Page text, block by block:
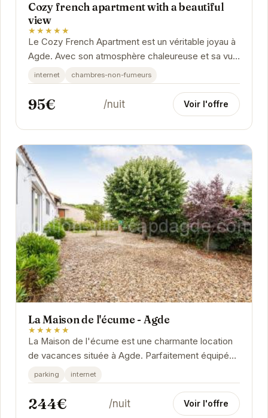
Cozy french apartment with a beautiful
view
★★★★★
Le Cozy French Apartment est un véritable joyau à
Agde. Avec son atmosphère chaleureuse et sa vue
imprenable, il offre un cadre idéal pour des...
internet chambres-non-fumeurs
95€ /nuit Voir l'offre
La Maison de l'écume - Agde
★★★★★
La Maison de l'écume est une charmante location
de vacances située à Agde. Parfaitement équipée
et idéalement située, elle offre un cadre...
parking internet
244€ /nuit Voir l'offre